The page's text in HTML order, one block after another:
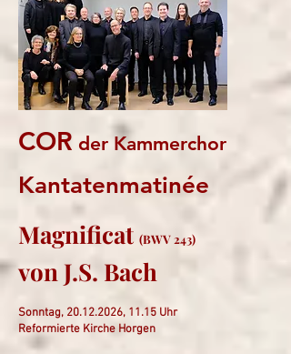
COR der Kammerchor
Kantatenmatinée
Magnificat (BWV 243)
von J.S. Bach
Sonntag, 20.12.2026, 11.15 Uhr
Reformierte Kirche Horgen